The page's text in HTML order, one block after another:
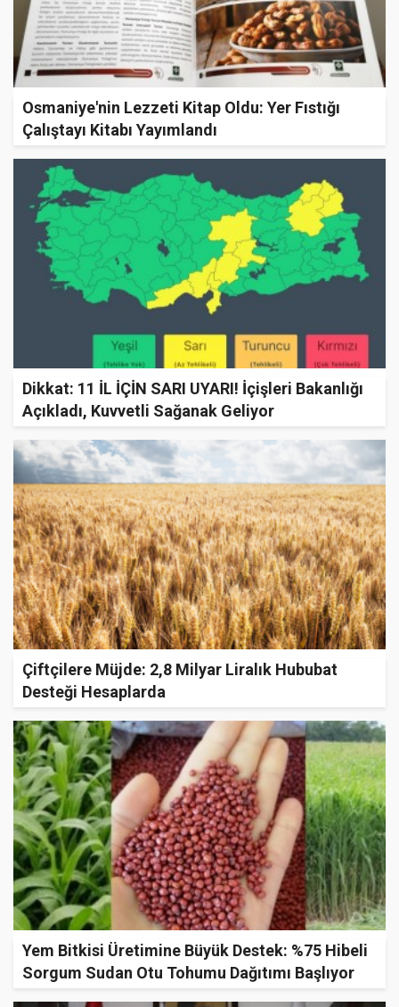
Osmaniye'nin Lezzeti Kitap Oldu: Yer Fıstığı
Çalıştayı Kitabı Yayımlandı
Dikkat: 11 İL İÇİN SARI UYARI! İçişleri Bakanlığı
Açıkladı, Kuvvetli Sağanak Geliyor
Çiftçilere Müjde: 2,8 Milyar Liralık Hububat
Desteği Hesaplarda
Yem Bitkisi Üretimine Büyük Destek: %75 Hibeli
Sorgum Sudan Otu Tohumu Dağıtımı Başlıyor